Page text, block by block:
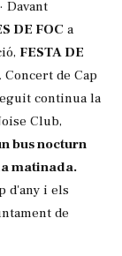
· Davant
DE FOC a
FESTA DE
de Cap
continua la
Club,
bus nocturn
matinada.
d'any i els
de